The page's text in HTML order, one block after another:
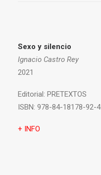
Sexo y silencio
Ignacio Castro Rey
2021
Editorial: PRETEXTOS
ISBN: 978-84-18178-92-4
+ INFO